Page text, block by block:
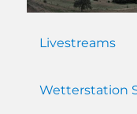
Livestreams
Wetterstation